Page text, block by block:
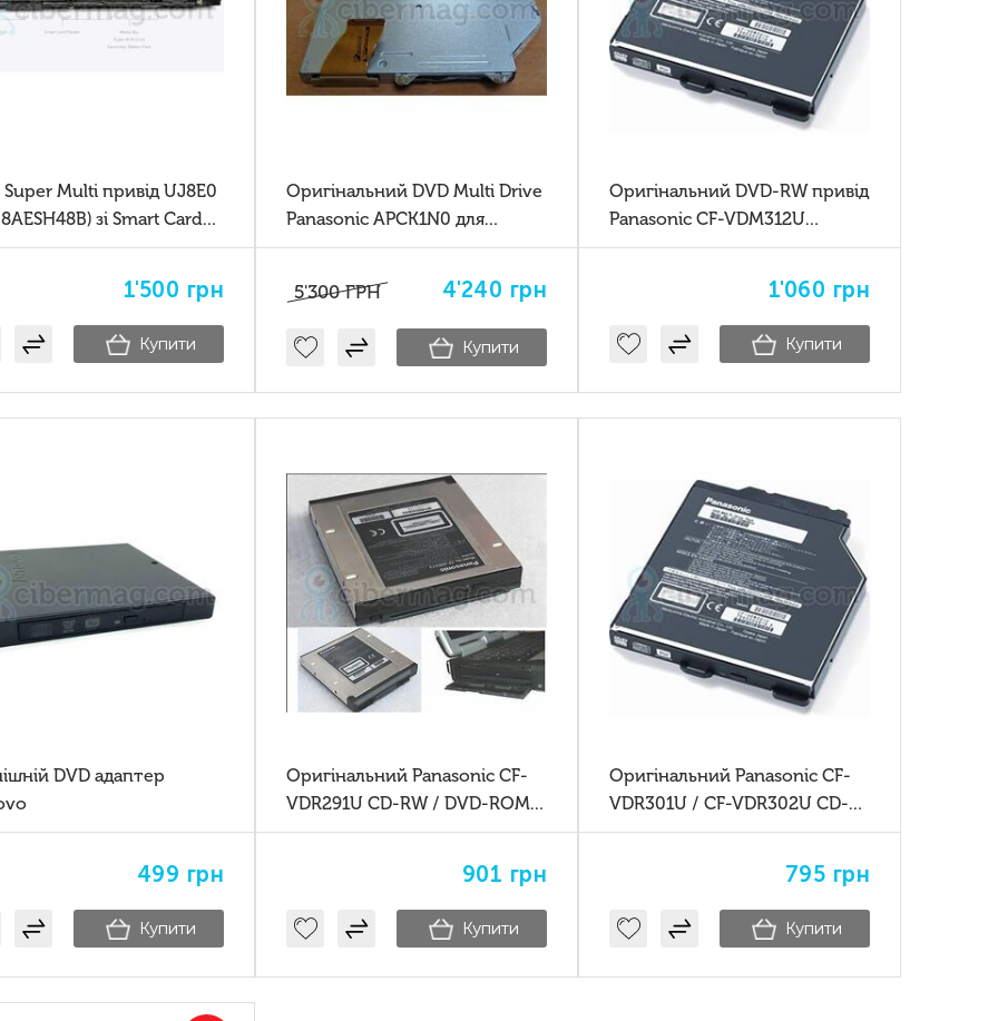
Super Multi привід UJ8E0
зі Smart Card
для Getac B300
1'500 грн
Купити
Оригінальний DVD Multi Drive
Panasonic APCK1N0 для
Panasonic Toughbook CF-54
5'300 ГРН 4'240 грн
Купити
Оригінальний DVD-RW привід
Panasonic CF-VDM312U
(6FKSE90931) для Panasonic
1'060 грн
Купити
DVD адаптер
499 грн
Купити
Оригінальний Panasonic CF-
VDR291U CD-RW / DVD-ROM
Combo Drive для Panasonic
901 грн
Купити
Оригінальний Panasonic CF-
VDR301U / CF-VDR302U CD-
RW / DVD-ROM Combo Drive
795 грн
Купити